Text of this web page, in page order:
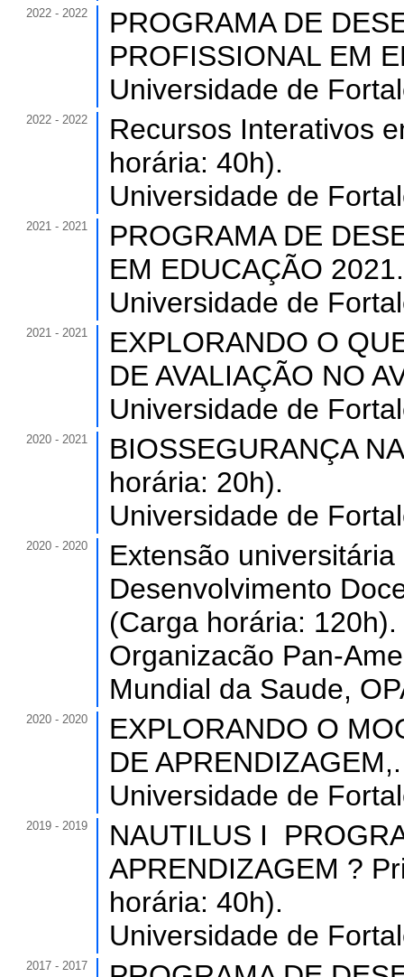
2022 - 2022
PROGRAMA DE
PROFISSIONAL EM
Universidade de
2022 - 2022
Recursos Interativos
horária: 40h).
Universidade de
2021 - 2021
PROGRAMA DE
EM EDUCAÇÃO
Universidade de
2021 - 2021
EXPLORANDO O
DE AVALIAÇÃO NO
Universidade de
2020 - 2021
BIOSSEGURANÇA
horária: 20h).
Universidade de
2020 - 2020
Extensão
Desenvolvimento
(Carga horária: 120h).
Organizacão Pan-
Mundial da Saude,
2020 - 2020
EXPLORANDO O
DE
Universidade de
2019 - 2019
NAUTILUS I
APRENDIZAGEM ?
horária: 40h).
Universidade de
2017 - 2017